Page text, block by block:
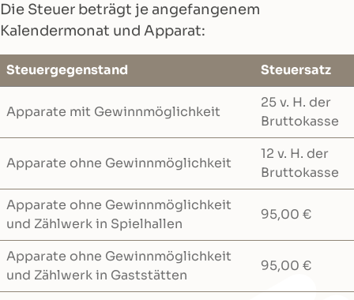
Die Steuer beträgt je angefangenem
Kalendermonat und Apparat:
Steuergegenstand Steuersatz
Apparate mit Gewinnmöglichkeit
25 v. H. der
Bruttokasse
Apparate ohne Gewinnmöglichkeit
12 v. H. der
Bruttokasse
Apparate ohne Gewinnmöglichkeit
und Zählwerk in Spielhallen
95,00 €
Apparate ohne Gewinnmöglichkeit
und Zählwerk in Gaststätten
95,00 €